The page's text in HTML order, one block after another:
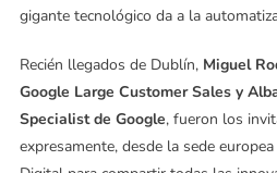
gigante tecnológico da a la
Recién llegados de Dublín, Miguel
Google Large Customer Sales y
Specialist de Google, fueron los
expresamente, desde la sede